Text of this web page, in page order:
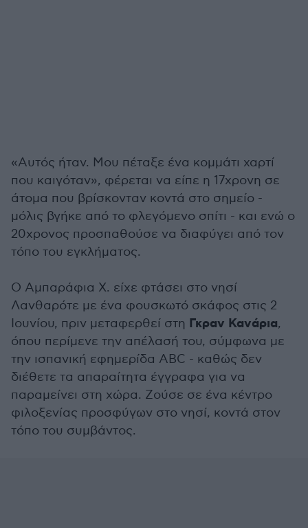
«Αυτός ήταν. Μου πέταξε ένα κομμάτι χαρτί
που καιγόταν», φέρεται να είπε η 17χρονη σε
άτομα που βρίσκονταν κοντά στο σημείο -
μόλις βγήκε από το φλεγόμενο σπίτι - και ενώ ο
20χρονος προσπαθούσε να διαφύγει από τον
τόπο του εγκλήματος.
Ο Αμπαράφια Χ. είχε φτάσει στο νησί
Λανθαρότε με ένα φουσκωτό σκάφος στις 2
Ιουνίου, πριν μεταφερθεί στη Γκραν Κανάρια,
όπου περίμενε την απέλασή του, σύμφωνα με
την ισπανική εφημερίδα ABC - καθώς δεν
διέθετε τα απαραίτητα έγγραφα για να
παραμείνει στη χώρα. Ζούσε σε ένα κέντρο
φιλοξενίας προσφύγων στο νησί, κοντά στον
τόπο του συμβάντος.